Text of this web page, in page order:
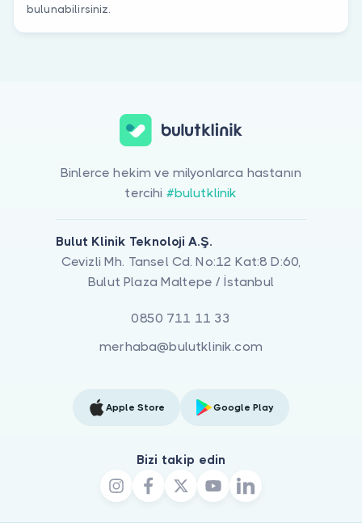
bulunabilirsiniz.
Binlerce hekim ve milyonlarca hastanın
tercihi #bulutklinik
Bulut Klinik Teknoloji A.Ş.
Cevizli Mh. Tansel Cd. No:12 Kat:8 D:60,
Bulut Plaza Maltepe / İstanbul
0850 711 11 33
merhaba@bulutklinik.com
Apple Store Google Play
Bizi takip edin